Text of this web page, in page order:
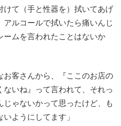
けて（手と性器を）拭いてあげ
アルコールで拭いたら痛いんじ
ームを言われたことはないか
客さんから、『ここのお店の
ないね』って言われて、それっ
じゃないかって思ったけど、も
ようにしてます」